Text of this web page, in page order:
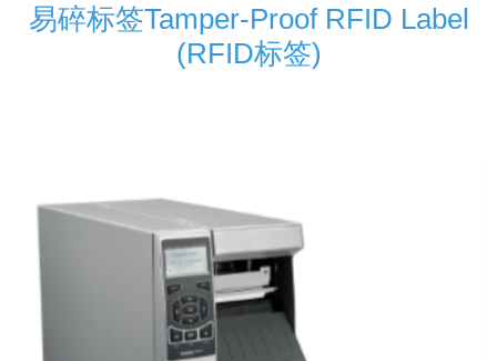
易碎标签Tamper-Proof RFID Label
(RFID标签)